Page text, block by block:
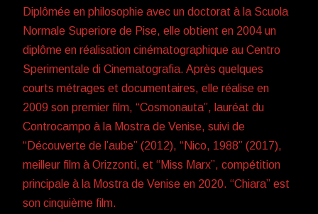
Diplômée en philosophie avec un doctorat à la Scuola
Normale Superiore de Pise, elle obtient en 2004 un
diplôme en réalisation cinématographique au Centro
Sperimentale di Cinematografia. Après quelques
courts métrages et documentaires, elle réalise en
2009 son premier film, “Cosmonauta”, lauréat du
Controcampo à la Mostra de Venise, suivi de
“Découverte de l’aube” (2012), “Nico, 1988” (2017),
meilleur film à Orizzonti, et “Miss Marx”, compétition
principale à la Mostra de Venise en 2020. “Chiara” est
son cinquième film.